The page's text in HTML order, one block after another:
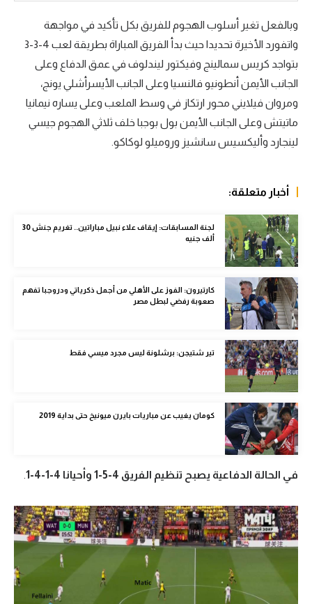
كرة السلة الأمريكية
كرة سلة
كرة يد
كرة طائرة
آسيا
أمريكا
ركن الألعاب
أقسام خاصة
Gamers
ميركاتو
تحقيق في الجول
تقرير في الجول
تحليل في الجول
كويز في الجول
وبالفعل تغير أسلوب الهجوم للفريق بكل تأكيد في مواجهة
واتفورد الأخيرة تحديدا حيث بدأ الفريق المباراة بطريقة لعب 4-3-3
بتواجد كريس سمالينج وفيكتور ليندلوف في عمق الدفاع وعلى
الجانب الأيمن أنطونيو فالنسيا وعلى الجانب الأيسرأشلي يونج،
ومروان فيلايني محور ارتكاز في وسط الملعب وعلى يساره نيمانيا
ماتيتش وعلى الجانب الأيمن بول بوجبا خلف ثلاثي الهجوم جيسي
لينجارد وأليكسيس سانشيز وروميلو لوكاكو.
أخبار متعلقة:
لجنة المسابقات: إيقاف علاء نبيل مباراتين.. تغريم جنش 30
ألف جنيه
كارتيرون: الفوز على الأهلي من أجمل ذكرياتي ودروجبا تفهم
صعوبة رفضي لبطل مصر
تير شتيجن: برشلونة ليس مجرد ميسي فقط
كومان يغيب عن مباريات بايرن ميونيخ حتى بداية 2019
في الحالة الدفاعية يصبح تنظيم الفريق 4-5-1 وأحيانا 4-1-4-1